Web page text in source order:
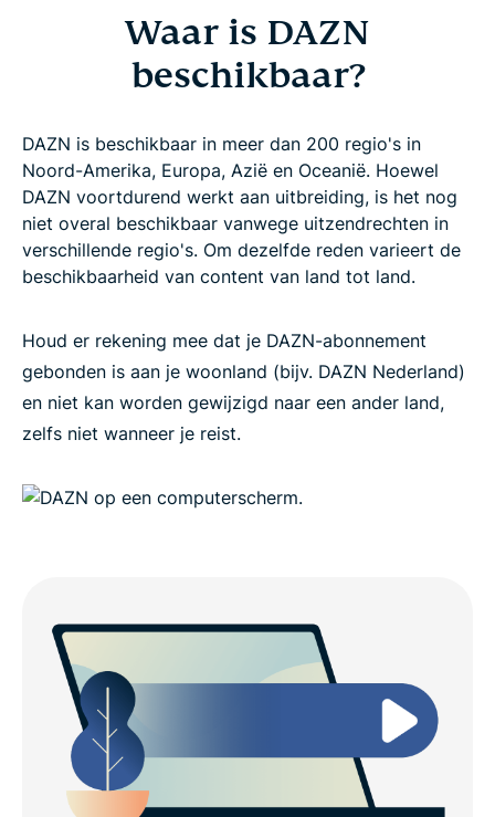
Waar is DAZN
beschikbaar?
DAZN is beschikbaar in meer dan 200 regio's in
Noord-Amerika, Europa, Azië en Oceanië. Hoewel
DAZN voortdurend werkt aan uitbreiding, is het nog
niet overal beschikbaar vanwege uitzendrechten in
verschillende regio's. Om dezelfde reden varieert de
beschikbaarheid van content van land tot land.
Houd er rekening mee dat je DAZN-abonnement
gebonden is aan je woonland (bijv. DAZN Nederland)
en niet kan worden gewijzigd naar een ander land,
zelfs niet wanneer je reist.